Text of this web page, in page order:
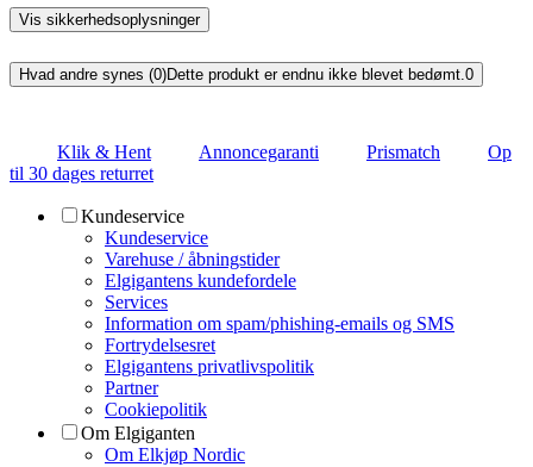
Vis sikkerhedsoplysninger
Hvad andre synes (0)Dette produkt er endnu ikke blevet bedømt.0
Klik & Hent Annoncegaranti Prismatch
Op
til 30 dages returret
Kundeservice
Kundeservice
Varehuse / åbningstider
Elgigantens kundefordele
Services
Information om spam/phishing-emails og SMS
Fortrydelsesret
Elgigantens privatlivspolitik
Partner
Cookiepolitik
Om Elgiganten
Om Elkjøp Nordic